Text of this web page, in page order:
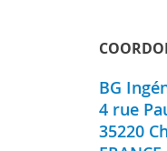
BG
4 rue
35220